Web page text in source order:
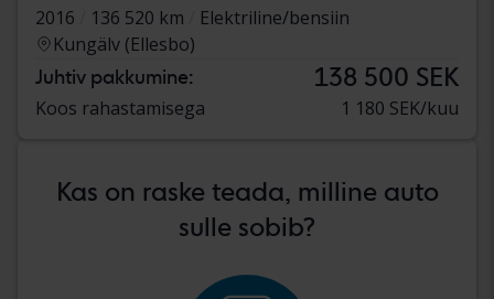
2016
136 520 km
Elektriline/bensiin
Kungälv (Ellesbo)
Juhtiv pakkumine: 138 500 SEK
Koos rahastamisega 1 180 SEK/kuu
Kas on raske teada, milline auto
sulle sobib?